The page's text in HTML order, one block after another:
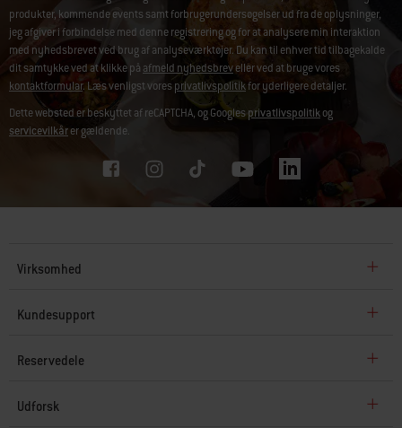
produkter, kommende events samt forbrugerundersøgelser ud fra de oplysninger,
jeg afgiver i forbindelse med denne registrering og for at analysere min interaktion
med nyhedsbrevet ved brug af analyseværktøjer. Du kan til enhver tid tilbagekalde
dit samtykke ved at klikke på afmeld nyhedsbreveller ved at bruge vores
kontaktformular. Læs venligst voresprivatlivspolitikfor yderligere detaljer.
Dette websted er beskyttet af reCAPTCHA, og Googlesprivatlivspolitikog
servicevilkårer gældende.
Virksomhed
Kundesupport
Reservedele
Udforsk